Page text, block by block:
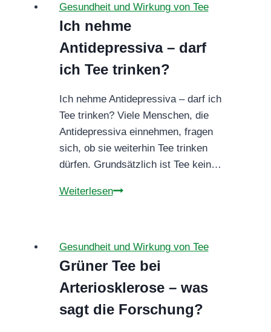
Gesundheit und Wirkung von Tee
Ich nehme
Antidepressiva – darf
ich Tee trinken?
Ich nehme Antidepressiva – darf ich
Tee trinken? Viele Menschen, die
Antidepressiva einnehmen, fragen
sich, ob sie weiterhin Tee trinken
dürfen. Grundsätzlich ist Tee kein…
WeiterlesenIch
ich
Tee
trinken?
Gesundheit und Wirkung von Tee
Grüner Tee bei
Arteriosklerose – was
sagt die Forschung?